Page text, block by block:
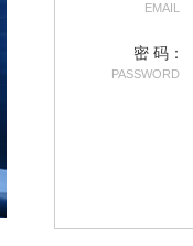
EMAIL
密 码：
PASSWORD